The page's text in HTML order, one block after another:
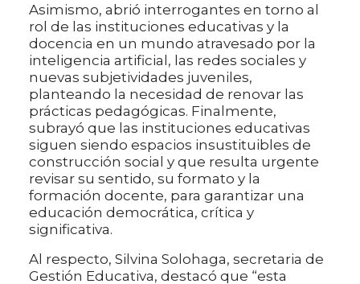
Asimismo, abrió interrogantes en torno al
rol de las instituciones educativas y la
docencia en un mundo atravesado por la
inteligencia artificial, las redes sociales y
nuevas subjetividades juveniles,
planteando la necesidad de renovar las
prácticas pedagógicas. Finalmente,
subrayó que las instituciones educativas
siguen siendo espacios insustituibles de
construcción social y que resulta urgente
revisar su sentido, su formato y la
formación docente, para garantizar una
educación democrática, crítica y
significativa.
Al respecto, Silvina Solohaga, secretaria de
Gestión Educativa, destacó que “esta